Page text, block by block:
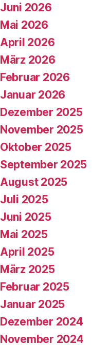
Juni 2026
Mai 2026
April 2026
März 2026
Februar 2026
Januar 2026
Dezember 2025
November 2025
Oktober 2025
September 2025
August 2025
Juli 2025
Juni 2025
Mai 2025
April 2025
März 2025
Februar 2025
Januar 2025
Dezember 2024
November 2024